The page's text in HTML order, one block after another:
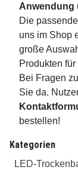
Anwendung
Die
uns im Shop
große
Produkten
Bei Fragen
Sie da.
bestellen!
Kategorien
LED-